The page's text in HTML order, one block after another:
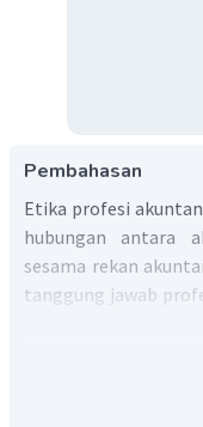
Pembahasan
Etika profesi
hubungan antara
sesama rekan
tanggung jawab
Salah satu etika
seorang akuntan